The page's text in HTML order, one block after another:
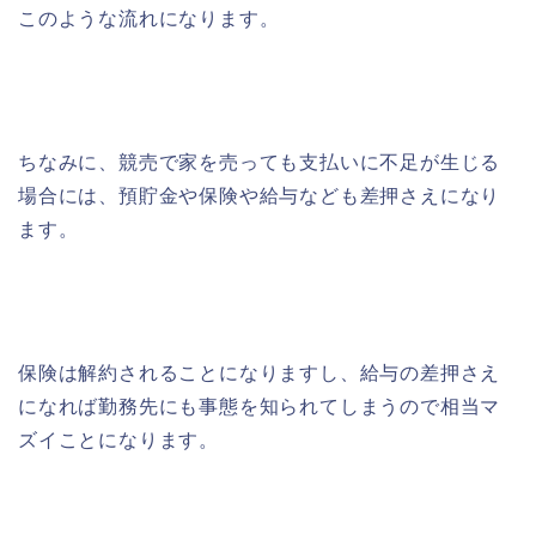
このような流れになります。
ちなみに、競売で家を売っても支払いに不足が生じる
場合には、預貯金や保険や給与なども差押さえになり
ます。
保険は解約されることになりますし、給与の差押さえ
になれば勤務先にも事態を知られてしまうので相当マ
ズイことになります。